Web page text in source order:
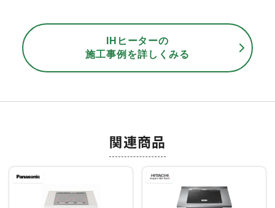
IHヒーターの
施工事例を詳しくみる
関連商品